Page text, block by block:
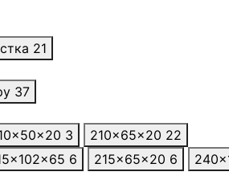
21
37
3 210x65x20 22
6 215×65×20 6